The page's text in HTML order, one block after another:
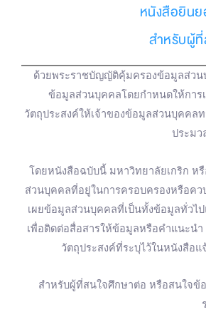
o
o
k
b
e
a
g
r
a
m
t
e
r
หนังสือยินย
สำหรับผู้
ด้วยพระราชบัญญัติคุ้มครองข้อมูลส่ว
ข้อมูลส่วนบุคคลโดยกำหนดให้การ
วัตถุประสงค์ให้เจ้าของข้อมูลส่วนบุคคล
ประมว
โดยหนังสือฉบับนี้ มหาวิทยาลัยเกริก
ส่วนบุคคลที่อยู่ในการครอบครองหรือค
เผยข้อมูลส่วนบุคคลที่เป็นทั้งข้อมูลทั่วไ
เพื่อติดต่อสื่อสารให้ข้อมูลหรือคำแนะน
วัตถุประสงค์ที่ระบุไว้ในหนังสือ
สำหรับผู้ที่สนใจศึกษาต่อ หรือสนใจข้